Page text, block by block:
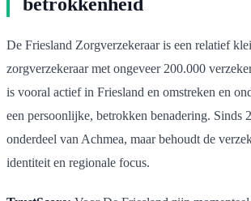
De Friesland Zorgverzekeraar is een relatief
zorgverzekeraar met ongeveer 200.000
is vooral actief in Friesland en omstreken en
een persoonlijke, betrokken benadering. Sinds
onderdeel van Achmea, maar behoudt de
identiteit en regionale focus.